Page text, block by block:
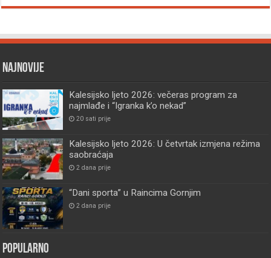
Najnovije
Kalesijsko ljeto 2026: večeras program za
najmlađe i “Igranka k’o nekad”
20 sati prije
Kalesijsko ljeto 2026: U četvrtak izmjena režima
saobraćaja
2 dana prije
“Dani sporta” u Raincima Gornjim
2 dana prije
Popularno